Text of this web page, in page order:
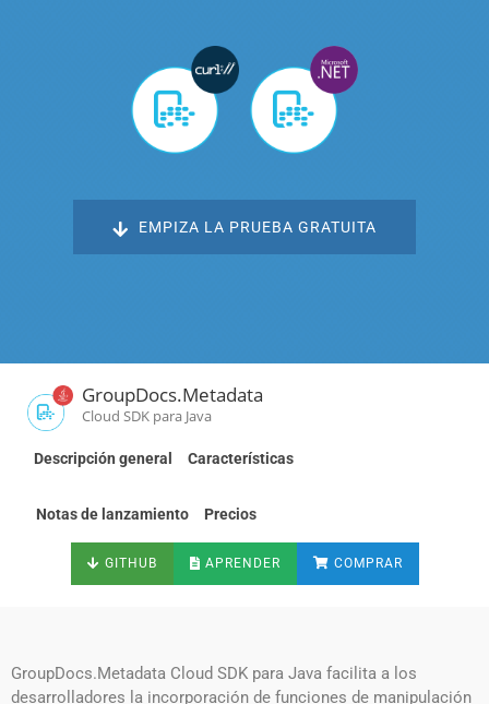
EMPIZA LA PRUEBA GRATUITA
GroupDocs.Metadata
Cloud SDK para Java
Descripción general Características
Notas de lanzamiento Precios
GITHUB APRENDER COMPRAR
GroupDocs.Metadata Cloud SDK para Java facilita a los
desarrolladores la incorporación de funciones de manipulación